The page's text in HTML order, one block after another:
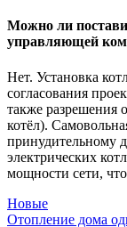
Можно ли
управляющей
Нет. Установка
согласования
также разрешения
котёл).
принудительному
электрических
мощности сети,
Новые
Отопление дома